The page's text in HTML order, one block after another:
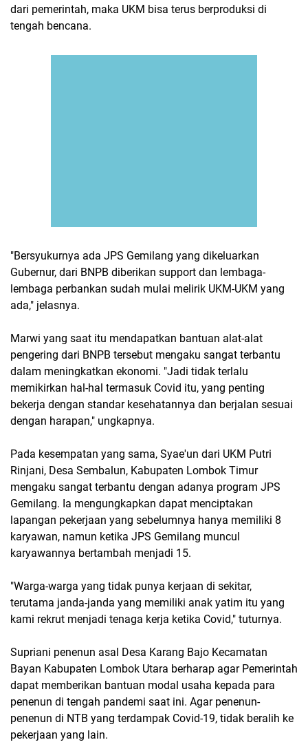
dari pemerintah, maka UKM bisa terus berproduksi di
tengah bencana.
"Bersyukurnya ada JPS Gemilang yang dikeluarkan
Gubernur, dari BNPB diberikan support dan lembaga-
lembaga perbankan sudah mulai melirik UKM-UKM yang
ada," jelasnya.
Marwi yang saat itu mendapatkan bantuan alat-alat
pengering dari BNPB tersebut mengaku sangat terbantu
dalam meningkatkan ekonomi. "Jadi tidak terlalu
memikirkan hal-hal termasuk Covid itu, yang penting
bekerja dengan standar kesehatannya dan berjalan sesuai
dengan harapan," ungkapnya.
Pada kesempatan yang sama, Syae'un dari UKM Putri
Rinjani, Desa Sembalun, Kabupaten Lombok Timur
mengaku sangat terbantu dengan adanya program JPS
Gemilang. Ia mengungkapkan dapat menciptakan
lapangan pekerjaan yang sebelumnya hanya memiliki 8
karyawan, namun ketika JPS Gemilang muncul
karyawannya bertambah menjadi 15.
"Warga-warga yang tidak punya kerjaan di sekitar,
terutama janda-janda yang memiliki anak yatim itu yang
kami rekrut menjadi tenaga kerja ketika Covid," tuturnya.
Supriani penenun asal Desa Karang Bajo Kecamatan
Bayan Kabupaten Lombok Utara berharap agar Pemerintah
dapat memberikan bantuan modal usaha kepada para
penenun di tengah pandemi saat ini. Agar penenun-
penenun di NTB yang terdampak Covid-19, tidak beralih ke
pekerjaan yang lain.